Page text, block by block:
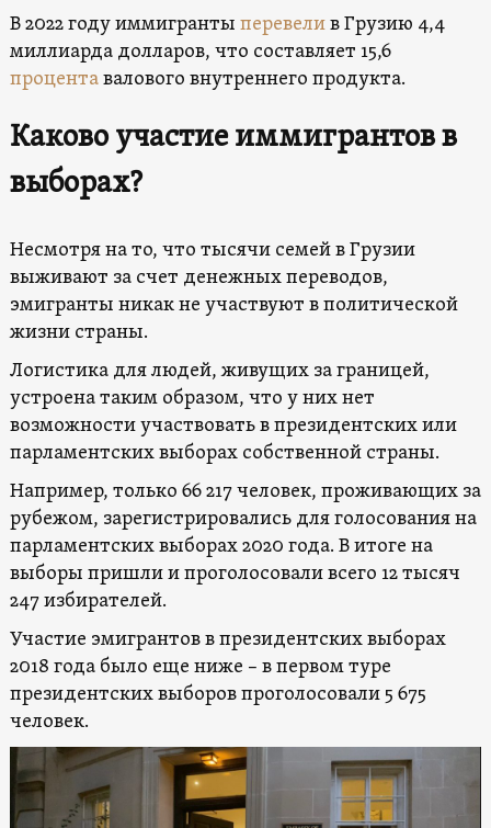
В 2022 году иммигранты перевелив Грузию 4,4
миллиарда долларов, что составляет 15,6
процентавалового внутреннего продукта.
Каково участие иммигрантов в
выборах?
Несмотря на то, что тысячи семей в Грузии
выживают за счет денежных переводов,
эмигранты никак не участвуют в политической
жизни страны.
Логистика для людей, живущих за границей,
устроена таким образом, что у них нет
возможности участвовать в президентских или
парламентских выборах собственной страны.
Например, только 66 217 человек, проживающих за
рубежом, зарегистрировались для голосования на
парламентских выборах 2020 года. В итоге на
выборы пришли и проголосовали всего 12 тысяч
247 избирателей.
Участие эмигрантов в президентских выборах
2018 года было еще ниже – в первом туре
президентских выборов проголосовали 5 675
человек.